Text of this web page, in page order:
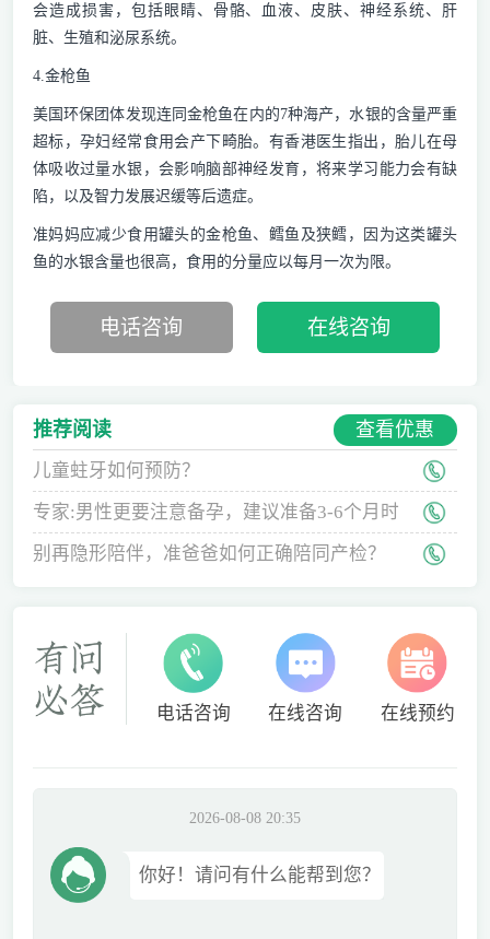
会造成损害，包括眼睛、骨骼、血液、皮肤、神经系统、肝
脏、生殖和泌尿系统。
4.金枪鱼
美国环保团体发现连同金枪鱼在内的7种海产，水银的含量严重
超标，孕妇经常食用会产下畸胎。有香港医生指出，胎儿在母
体吸收过量水银，会影响脑部神经发育，将来学习能力会有缺
陷，以及智力发展迟缓等后遗症。
准妈妈应减少食用罐头的金枪鱼、鳕鱼及狭鳕，因为这类罐头
鱼的水银含量也很高，食用的分量应以每月一次为限。
电话咨询 在线咨询
推荐阅读 查看优惠
儿童蛀牙如何预防？
专家:男性更要注意备孕，建议准备3-6个月时
间
别再隐形陪伴，准爸爸如何正确陪同产检？
电话咨询 在线咨询 在线预约
2026-08-08 20:35
你好！请问有什么能帮到您？